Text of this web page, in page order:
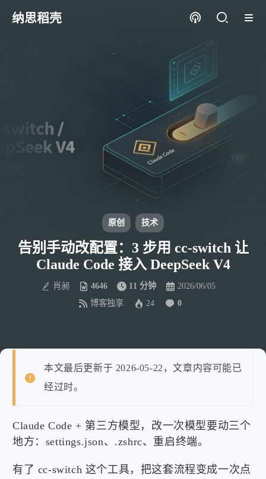
纳思稻壳
原创 技术
告别手动改配置：3 步用 cc-switch 让
Claude Code 接入 DeepSeek V4
肖昶 4646 11 分钟
2026/06/05
博客独享
24 0
本文最后更新于 2026-05-22，文章内容可能已
经过时。
Claude Code + 第三方模型，改一次模型要动三个
地方：settings.json、.zshrc、重启终端。
有了 cc-switch 这个工具，把这套流程变成一次点